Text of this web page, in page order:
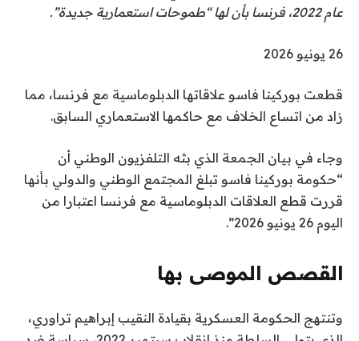
عام 2022، فرنسا بأن لها “طموحات استعمارية جديدة”.
ت
ا
ل
ش
ر
ب
ت
ر
خ
2
26 يونيو 2026
قطعت بوركينا فاسو علاقاتها الدبلوماسية مع فرنسا، مما
زاد من اتساع الخلاف مع حاكمها الاستعماري السابق.
وجاء في بيان الجمعة الذي بثه التلفزيون الوطني أن
“حكومة بوركينا فاسو تبلغ المجتمع الوطني والدولي بأنها
قررت قطع العلاقات الدبلوماسية مع فرنسا اعتبارا من
اليوم 26 يونيو 2026”.
القصص الموصى بها
اه
وتنتهج الحكومة العسكرية بقيادة النقيب إبراهيم تراوري،